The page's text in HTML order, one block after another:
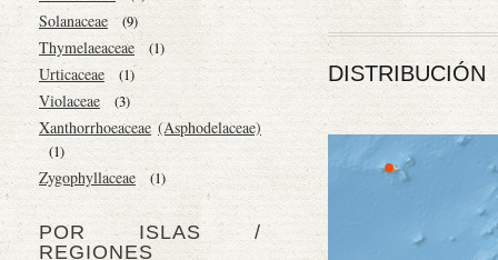
Solanaceae (9)
Thymelaeaceae (1)
Urticaceae (1)
Violaceae (3)
Xanthorrhoeaceae (Asphodelaceae)
(1)
Zygophyllaceae (1)
POR ISLAS /
REGIONES
DISTRIBUCIÓN